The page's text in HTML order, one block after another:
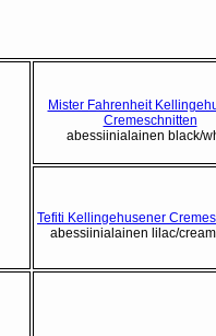
Mister Fahrenheit
Cremeschnitten
abessiinialainen black/
Tefiti Kellingehusener
abessiinialainen lilac/